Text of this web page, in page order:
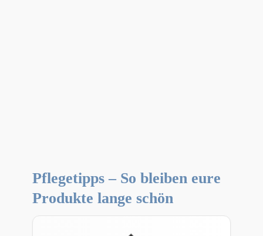
Pflegetipps – So bleiben eure
Produkte lange schön